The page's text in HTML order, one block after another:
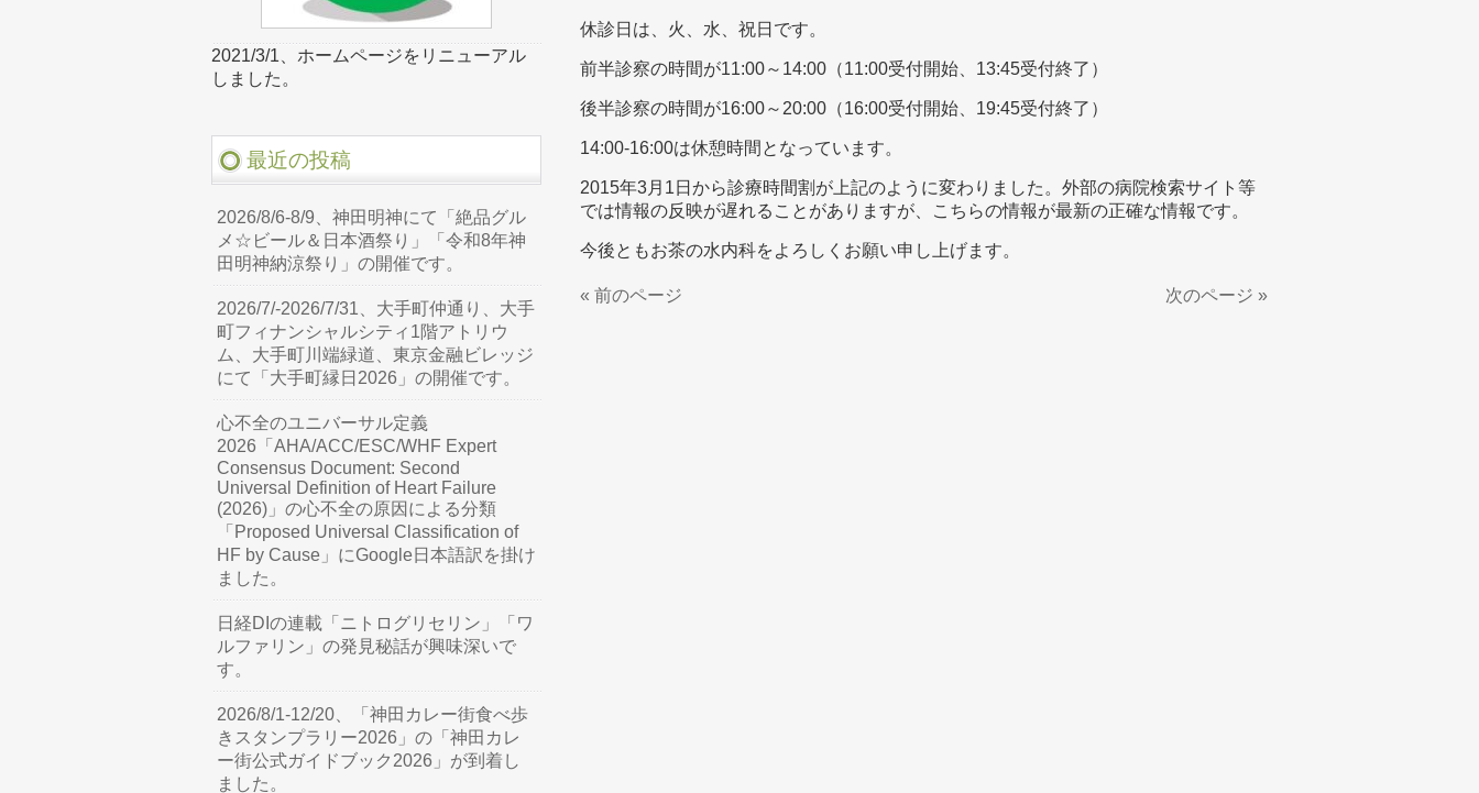
休診日は、火、水、祝日です。
前半診察の時間が11:00～14:00（11:00受付開始、13:45受付終了）
後半診察の時間が16:00～20:00（16:00受付開始、19:45受付終了）
14:00-16:00は休憩時間となっています。
2015年3月1日から診療時間割が上記のように変わりました。外部の病院検索サイト等
では情報の反映が遅れることがありますが、こちらの情報が最新の正確な情報です。
今後ともお茶の水内科をよろしくお願い申し上げます。
« 前のページ 次のページ »
2021/3/1、ホームページをリニューアル
しました。
最近の投稿
2026/8/6-8/9、神田明神にて「絶品グル
メ☆ビール＆日本酒祭り」「令和8年神
田明神納涼祭り」の開催です。
2026/7/-2026/7/31、大手町仲通り、大手
町フィナンシャルシティ1階アトリウ
ム、大手町川端緑道、東京金融ビレッジ
にて「大手町縁日2026」の開催です。
心不全のユニバーサル定義
2026「AHA/ACC/ESC/WHF Expert
Consensus Document: Second
Universal Definition of Heart Failure
(2026)」の心不全の原因による分類
「Proposed Universal Classification of
HF by Cause」にGoogle日本語訳を掛け
ました。
日経DIの連載「ニトログリセリン」「ワ
ルファリン」の発見秘話が興味深いで
す。
2026/8/1-12/20、「神田カレー街食べ歩
きスタンプラリー2026」の「神田カレ
ー街公式ガイドブック2026」が到着し
ました。